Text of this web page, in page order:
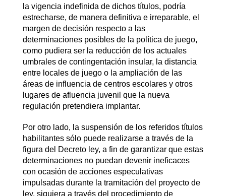
la vigencia indefinida de dichos títulos, podría
estrecharse, de manera definitiva e irreparable, el
margen de decisión respecto a las
determinaciones posibles de la política de juego,
como pudiera ser la reducción de los actuales
umbrales de contingentación insular, la distancia
entre locales de juego o la ampliación de las
áreas de influencia de centros escolares y otros
lugares de afluencia juvenil que la nueva
regulación pretendiera implantar.
Por otro lado, la suspensión de los referidos títulos
habilitantes sólo puede realizarse a través de la
figura del Decreto ley, a fin de garantizar que estas
determinaciones no puedan devenir ineficaces
con ocasión de acciones especulativas
impulsadas durante la tramitación del proyecto de
ley, siquiera a través del procedimiento de